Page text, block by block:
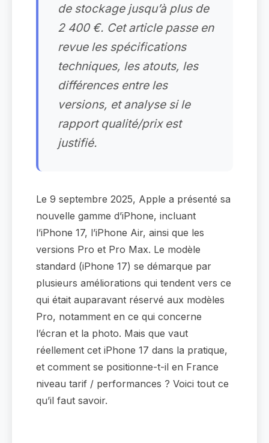
de stockage jusqu’à plus de
2 400 €. Cet article passe en
revue les spécifications
techniques, les atouts, les
différences entre les
versions, et analyse si le
rapport qualité/prix est
justifié.
Le 9 septembre 2025, Apple a présenté sa
nouvelle gamme d’iPhone, incluant
l’iPhone 17, l’iPhone Air, ainsi que les
versions Pro et Pro Max. Le modèle
standard (iPhone 17) se démarque par
plusieurs améliorations qui tendent vers ce
qui était auparavant réservé aux modèles
Pro, notamment en ce qui concerne
l’écran et la photo. Mais que vaut
réellement cet iPhone 17 dans la pratique,
et comment se positionne-t-il en France
niveau tarif / performances ? Voici tout ce
qu’il faut savoir.